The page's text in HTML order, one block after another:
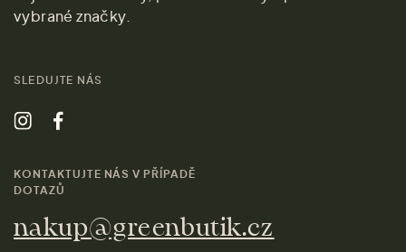
vybrané značky.
SLEDUJTE NÁS
KONTAKTUJTE NÁS V PŘÍPADĚ
DOTAZŮ
nakup@greenbutik.cz